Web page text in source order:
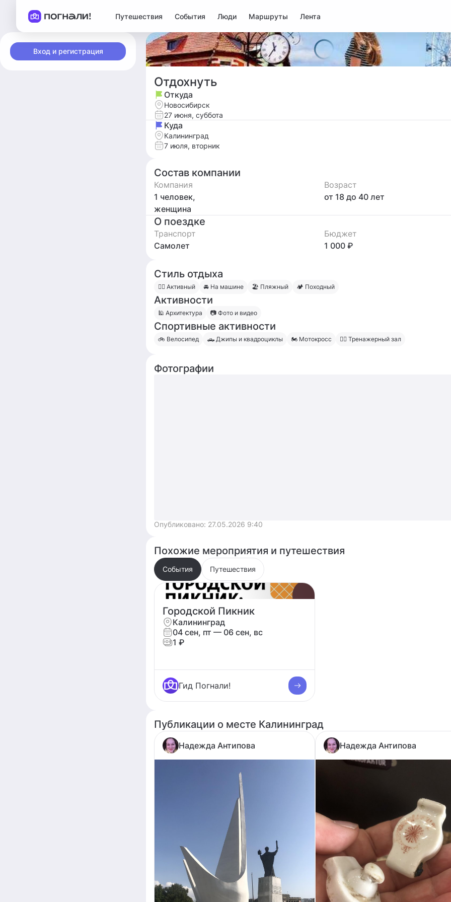
Путешествия События Люди Маршруты Лента
Вход и регистрация
Отдохнуть
Откуда
Новосибирск
27 июня, суббота
Куда
Калининград
7 июля, вторник
Состав компании
Компания
1 человек,
женщина
Возраст
от 18 до 40 лет
О поездке
Транспорт
Самолет
Бюджет
1 000 ₽
Стиль отдыха
🧍‍♀️ Активный 🚘 На машине 🏖 Пляжный 🏕 Походный
Активности
🕌 Архитектура 📷 Фото и видео
Спортивные активности
🚲 Велосипед 🛻 Джипы и квадроциклы 🏍 Мотокросс 🏋️‍♂️ Тренажерный зал
Фотографии
Опубликовано: 27.05.2026 9:40
Похожие мероприятия и путешествия
События Путешествия
Городской Пикник
Калининград
04 сен, пт — 06 сен, вс
1 ₽
Гид Погнали!
Публикации о месте Калининград
Надежда Антипова Надежда Антипова